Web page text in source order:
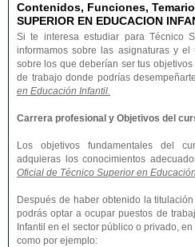
Contenidos, Funciones,
SUPERIOR EN EDUCACION
Si te interesa estudiar para Técnico
informamos sobre las asignaturas y
sobre los que deberían ser tus
de trabajo donde podrías desempeñarte
en Educación Infantil.
Carrera profesional y Objetivos del
Los objetivos fundamentales del
adquieras los conocimientos
Oficial de Técnico Superior en
Después de haber obtenido la
podrás optar a ocupar puestos de
Infantil en el sector público o privado,
como por ejemplo: